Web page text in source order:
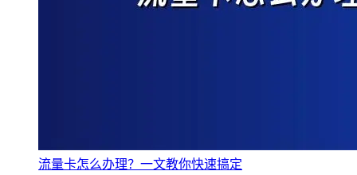
流量卡怎么办理？一文教你快速搞定